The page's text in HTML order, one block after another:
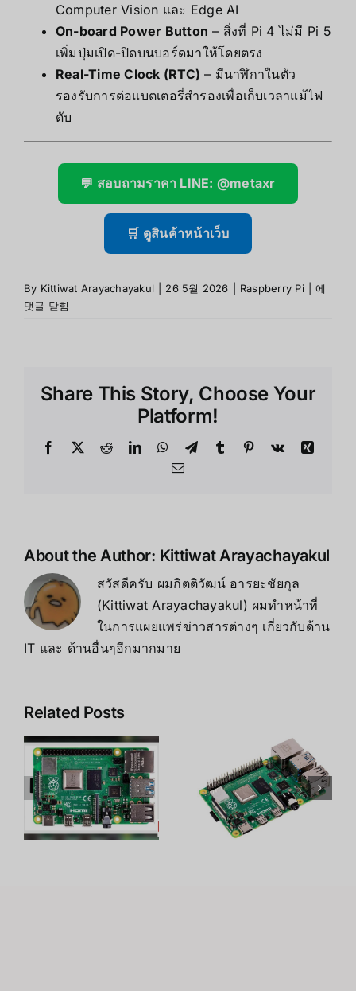
Computer Vision และ Edge AI
On-board Power Button – สิ่งที่ Pi 4 ไม่มี Pi 5
เพิ่มปุ่มเปิด-ปิดบนบอร์ดมาให้โดยตรง
Real-Time Clock (RTC) – มีนาฬิกาในตัว
รองรับการต่อแบตเตอรี่สำรองเพื่อเก็บเวลาแม้ไฟ
ดับ
💬 สอบถามราคา LINE: @metaxr
🛒 ดูสินค้าหน้าเว็บ
By Kittiwat Arayachayakul 26 5월 2026 Raspberry Pi
และ
에
댓글 닫힘
Share This Story, Choose Your
Platform!
Facebook
X RedditLinkedInWhatsApp
TelegramTumblr Pinterest
Vk
Xing
Email
About the Author: Kittiwat Arayachayakul
สวัสดีครับ ผมกิตติวัฒน์ อารยะชัยกุล
(Kittiwat Arayachayakul) ผมทำหน้าที่
ในการแผยแพร่ข่าวสารต่างๆ เกี่ยวกับด้าน
IT และ ด้านอื่นๆอีกมากมาย
Related Posts
Raspberry
Pi 4 คืออะไร
19 โปรเจค
สุดเจ๋งของ
Raspberry